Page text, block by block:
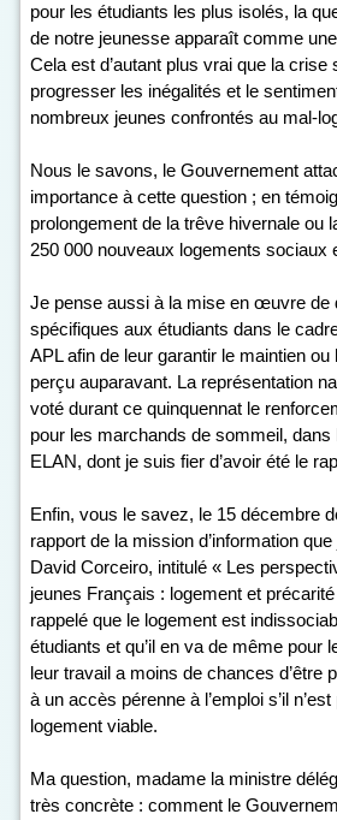
pour les étudiants les plus isolés, la
de notre jeunesse apparaît comme
Cela est d’autant plus vrai que la crise
progresser les inégalités et le
nombreux jeunes confrontés au mal-
Nous le savons, le Gouvernement
importance à cette question ; en
prolongement de la trêve hivernale ou
250 000 nouveaux logements sociaux
Je pense aussi à la mise en œuvre de
spécifiques aux étudiants dans le
APL afin de leur garantir le maintien
perçu auparavant. La représentation
voté durant ce quinquennat le
pour les marchands de sommeil, dans
ELAN, dont je suis fier d’avoir été le
Enfin, vous le savez, le 15 décembre
rapport de la mission d’information que
David Corceiro, intitulé « Les
jeunes Français : logement et
rappelé que le logement est
étudiants et qu’il en va de même pour
leur travail a moins de chances d’être
à un accès pérenne à l’emploi s’il
logement viable.
Ma question, madame la ministre
très concrète : comment le